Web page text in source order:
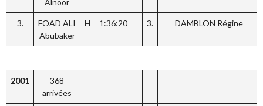
Alnoor
3.
FOAD ALI
Abubaker
H 1:36:20 3. DAMBLON Régine
2001
368
arrivées